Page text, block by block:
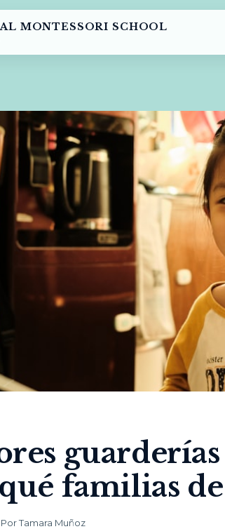
MONTESSORI SCHOOL
guarderías
familias
Por Tamara Muñoz